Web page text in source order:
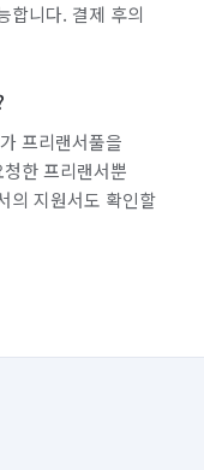
합니다. 결제 후의
프리랜서풀을
한 프리랜서뿐
의 지원서도 확인할